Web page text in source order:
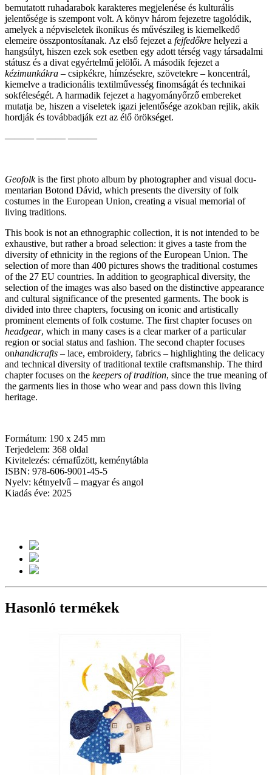
bemutatott ruhadarabok karakteres megjelenése és kulturális
jelentősége is szempont volt. A könyv három fejezetre tagolódik,
amelyek a népviseletek ikonikus és művészileg is kiemelkedő
elemeire összpontosítanak. Az első fejezet a fejfedőkre helyezi a
hangsúlyt, hiszen ezek sok esetben egy adott térség vagy társadalmi
státusz és a divat egyértelmű jelölői. A második fejezet a
kézimunkákra – csipkékre, hímzésekre, szövetekre – koncentrál,
kiemelve a tradicionális textilművesség finomságát és technikai
sokféleségét. A harmadik fejezet a hagyományőrző embereket
mutatja be, hiszen a viseletek igazi jelentősége azokban rejlik, akik
hordják és továbbadják ezt az élő örökséget.
——— ——— ———
Geofolkis the first photo album by photographer and visual docu­
mentarian Botond Dávid, which presents the diversity of folk
costumes in the European Union, creating a visual memorial of
living traditions.
This book is not an ethnographic collection, it is not intended to be
exhaustive, but rather a broad selection: it gives a taste from the
diversity of ethnicity in the regions of the European Union. The
selection of more than 400 pictures shows the traditional costumes
of the 27 EU countries. In addition to geographical diversity, the
selection of the images was also based on the distinctive appearance
and cultural significance of the presented garments. The book is
divided into three chapters, focusing on iconic and artistically
prominent elements of folk costume. The first chapter focuses on
headgear, which in many cases is a clear marker of a particular
region or social status and fashion. The second chapter focuses
onhandicrafts – lace, embroidery, fabrics – highlighting the delicacy
and technical diversity of traditional textile craftsmanship. The third
chapter focuses on the keepers of tradition, since the true meaning of
the garments lies in those who wear and pass down this living
heritage.
Formátum: 190 x 245 mm
Terjedelem: 368 oldal
Kivitelezés: cérnafűzött, keménytábla
ISBN: 978-606-9001-45-5
Nyelv: kétnyelvű – magyar és angol
Kiadás éve: 2025
Hasonló termékek